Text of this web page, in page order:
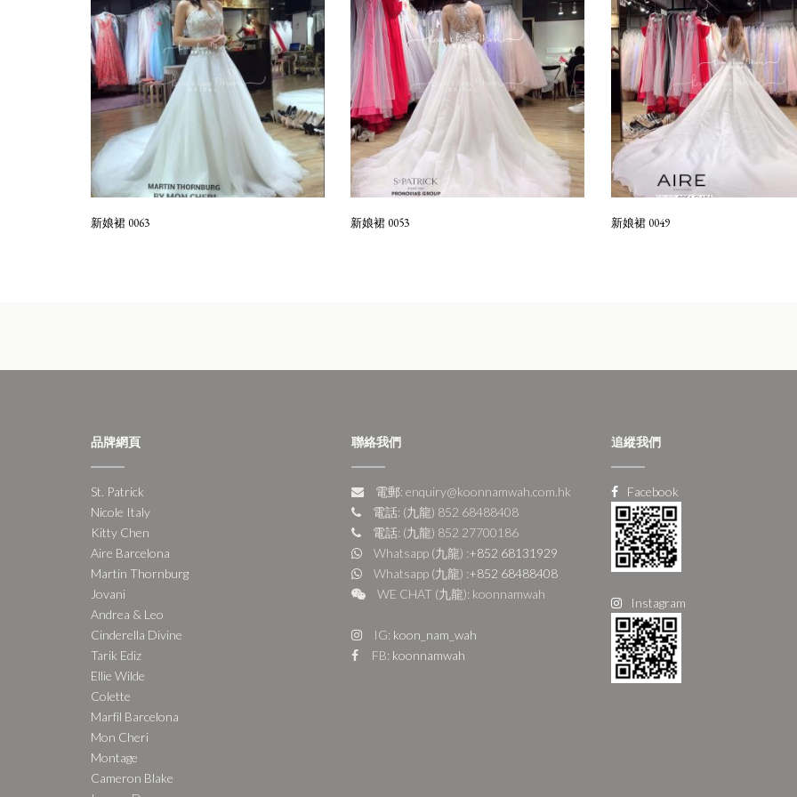
新娘裙 0063 新娘裙 0053 新娘裙 0049
品牌網頁
St. Patrick
Nicole Italy
Kitty Chen
Aire Barcelona
Martin Thornburg
Jovani
Andrea & Leo
Cinderella Divine
Tarik Ediz
Ellie Wilde
Colette
Marfil Barcelona
Mon Cheri
Montage
Cameron Blake
聯絡我們
電郵: enquiry@koonnamwah.com.hk
電話: (九龍) 852 68488408
電話: (九龍) 852 27700186
Whatsapp (九龍) :+852 68131929
Whatsapp (九龍) :+852 68488408
WE CHAT (九龍): koonnamwah
IG: koon_nam_wah
FB: koonnamwah
追縱我們
Facebook
Instagram